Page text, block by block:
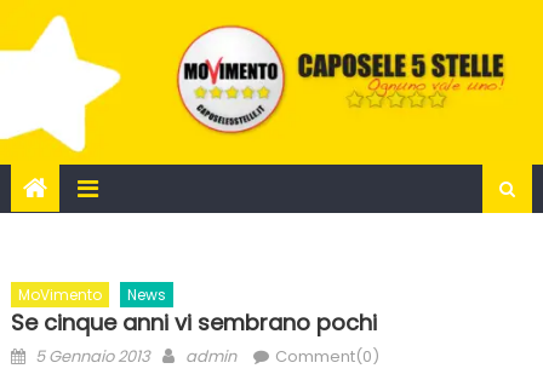
to
MoVimento News
Se cinque anni vi sembrano pochi
Posted
5 Gennaio 2013 Author
admin Comment(0)